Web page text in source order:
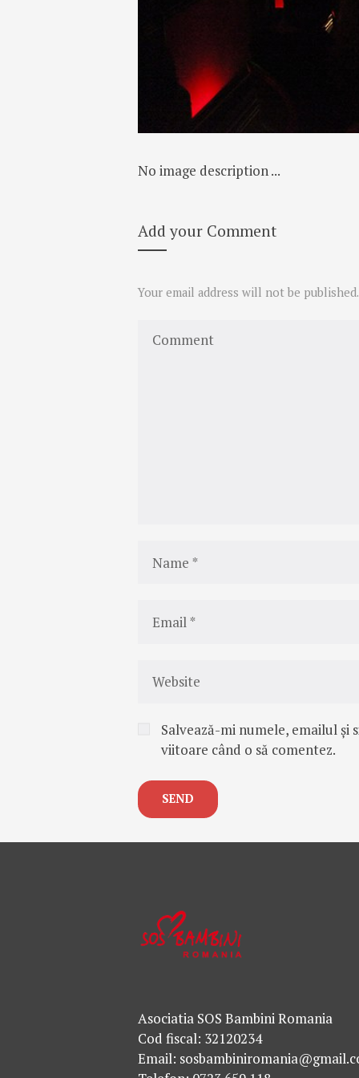
No image description ...
Add your Comment
Your email address will not be
Salvează-mi numele, emailul
viitoare când o să comentez.
Asociatia SOS Bambini Romania
Cod fiscal: 32120234
Email: